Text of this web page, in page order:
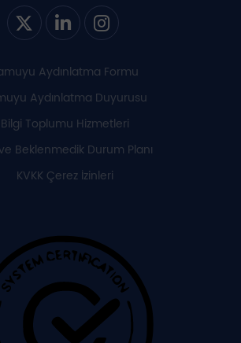
Aydınlatma Formu
Aydınlatma Duyurusu
Bilgi Toplumu Hizmetleri
Beklenmedik Durum Planı
KVKK Çerez İzinleri